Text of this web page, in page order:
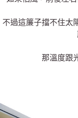
不過這簾子擋不住太
那溫度跟